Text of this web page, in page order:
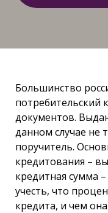
Большинство
потребительский
документов.
данном случае не
поручитель.
кредитования –
кредитная сумма
учесть, что
кредита, и чем